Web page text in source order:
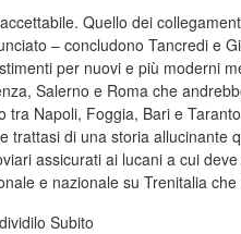
Quello dei
– concludono Tancredi e
per nuovi e più moderni
Salerno e Roma che
tra Napoli, Foggia, Bari e
trattasi di una storia allucinante
assicurati ai lucani a cui
e nazionale su Trenitalia
Subito